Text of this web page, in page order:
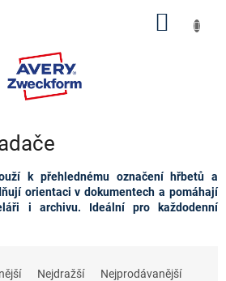
k přehlednému označení hřbetů a
orientaci v dokumentech a pomáhají
i archivu. Ideální pro každodenní
Nejdražší Nejprodávanější